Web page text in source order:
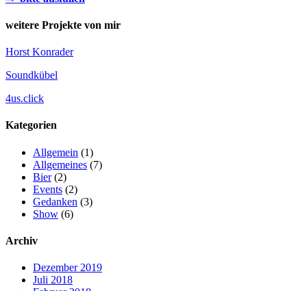
weitere Projekte von mir
Horst Konrader
Soundkübel
4us.click
Kategorien
Allgemein (1)
Allgemeines (7)
Bier(2)
Events (2)
Gedanken (3)
Show (6)
Archiv
Dezember 2019
Juli 2018